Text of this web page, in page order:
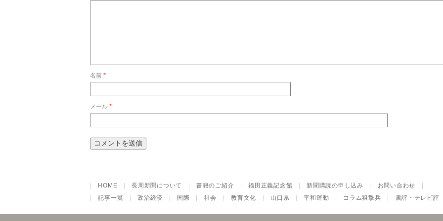
名前 *
メール *
| HOME |長周新聞について |書籍のご紹介 |福田正義記念館 | 新聞購読の申し込み | お問い合わせ |
|記事一覧 |政治経済 | 国際 | 社会 |教育文化 | 山口県 |平和運動 | コラム狙撃兵 | 書評・テレビ評